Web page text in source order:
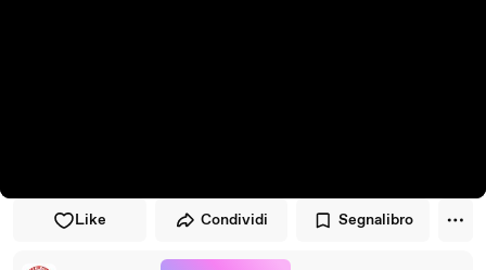
Like Condividi Segnalibro